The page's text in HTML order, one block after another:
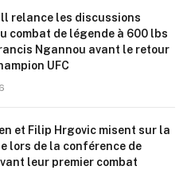
relance les discussions
combat de légende à 600 lbs
Ngannou avant le retour
UFC
et Filip Hrgovic misent sur la
lors de la conférence de
leur premier combat